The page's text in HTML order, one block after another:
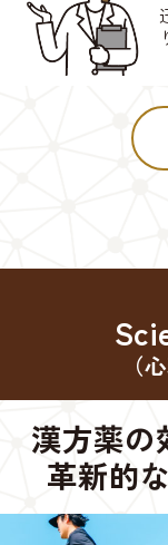
（
漢方薬の
革新的